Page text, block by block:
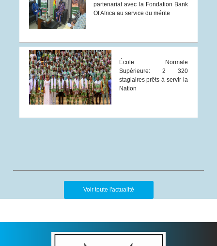
partenariat avec la Fondation Bank
Of Africa au service du mérite
École Normale
Supérieure: 2 320
stagiaires prêts à servir la
Nation
Voir toute l'actualité